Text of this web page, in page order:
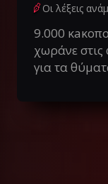
Οι λέξεις
9.000
χωράνε στις
για τα